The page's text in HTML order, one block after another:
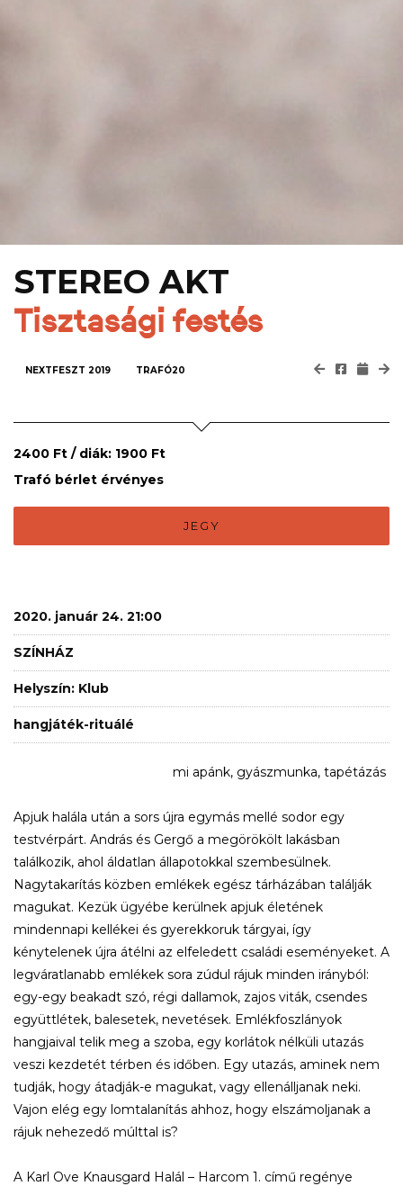
STEREO AKT
Tisztasági festés
NEXTFESZT 2019 TRAFÓ20
2400 Ft / diák: 1900 Ft
Trafó bérlet érvényes
JEGY
2020. január 24. 21:00
SZÍNHÁZ
Helyszín: Klub
hangjáték-rituálé
mi apánk, gyászmunka, tapétázás
Apjuk halála után a sors újra egymás mellé sodor egy
testvérpárt. András és Gergő a megörökölt lakásban
találkozik, ahol áldatlan állapotokkal szembesülnek.
Nagytakarítás közben emlékek egész tárházában találják
magukat. Kezük ügyébe kerülnek apjuk életének
mindennapi kellékei és gyerekkoruk tárgyai, így
kénytelenek újra átélni az elfeledett családi eseményeket. A
legváratlanabb emlékek sora zúdul rájuk minden irányból:
egy-egy beakadt szó, régi dallamok, zajos viták, csendes
együttlétek, balesetek, nevetések. Emlékfoszlányok
hangjaival telik meg a szoba, egy korlátok nélküli utazás
veszi kezdetét térben és időben. Egy utazás, aminek nem
tudják, hogy átadják-e magukat, vagy ellenálljanak neki.
Vajon elég egy lomtalanítás ahhoz, hogy elszámoljanak a
rájuk nehezedő múlttal is?
A Karl Ove Knausgard Halál – Harcom 1. című regénye